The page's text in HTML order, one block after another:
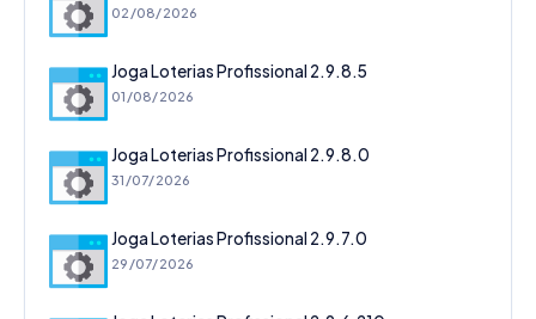
02/08/2026
Joga Loterias Profissional 2.9.8.5
01/08/2026
Joga Loterias Profissional 2.9.8.0
31/07/2026
Joga Loterias Profissional 2.9.7.0
29/07/2026